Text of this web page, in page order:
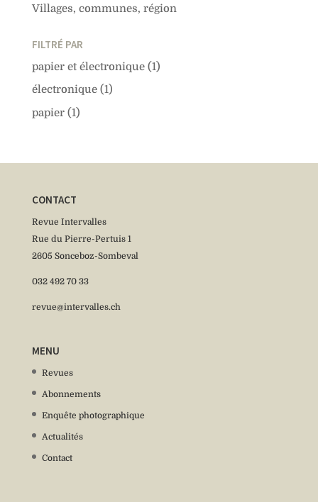
Villages, communes, région
FILTRÉ PAR
papier et électronique (1)
électronique (1)
papier (1)
CONTACT
Revue Intervalles
Rue du Pierre-Pertuis 1
2605 Sonceboz-Sombeval
032 492 70 33
revue@intervalles.ch
MENU
Revues
Abonnements
Enquête photographique
Actualités
Contact